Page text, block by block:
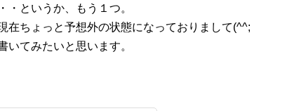
・というか、もう１つ。
在ちょっと予想外の状態になっておりまして(^^;
いてみたいと思います。